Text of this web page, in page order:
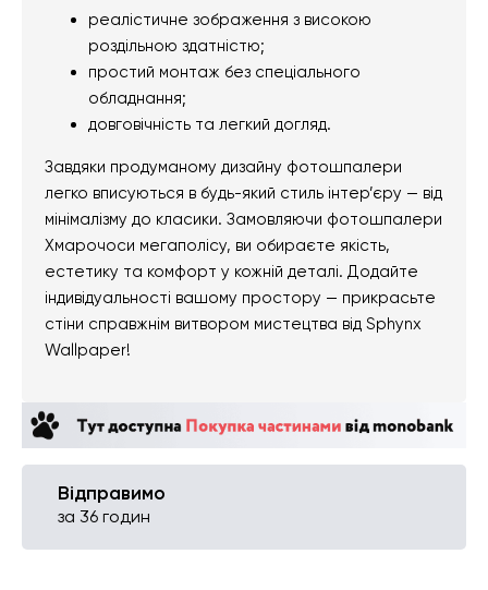
реалістичне зображення з високою
роздільною здатністю;
простий монтаж без спеціального
обладнання;
довговічність та легкий догляд.
Завдяки продуманому дизайну фотошпалери
легко вписуються в будь-який стиль інтер’єру — від
мінімалізму до класики. Замовляючи фотошпалери
Хмарочоси мегаполісу, ви обираєте якість,
естетику та комфорт у кожній деталі. Додайте
індивідуальності вашому простору — прикрасьте
стіни справжнім витвором мистецтва від Sphynx
Wallpaper!
Відправимо
за 36 годин